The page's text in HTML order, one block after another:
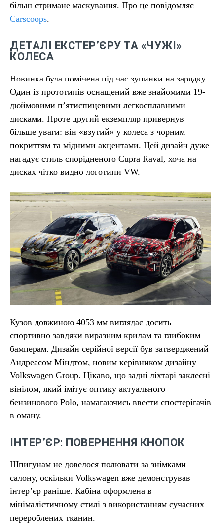
більш стримане маскування. Про це повідомляє
Carscoops.
ДЕТАЛІ ЕКСТЕР’ЄРУ ТА «ЧУЖІ»
КОЛЕСА
Новинка була помічена під час зупинки на зарядку.
Один із прототипів оснащений вже знайомими 19-
дюймовими п’ятиспицевими легкосплавними
дисками. Проте другий екземпляр привернув
більше уваги: він «взутий» у колеса з чорним
покриттям та мідними акцентами. Цей дизайн дуже
нагадує стиль спорідненого Cupra Raval, хоча на
дисках чітко видно логотипи VW.
Кузов довжиною 4053 мм виглядає досить
спортивно завдяки виразним крилам та глибоким
бамперам. Дизайн серійної версії був затверджений
Андреасом Міндтом, новим керівником дизайну
Volkswagen Group. Цікаво, що задні ліхтарі заклеєні
вінілом, який імітує оптику актуального
бензинового Polo, намагаючись ввести спостерігачів
в оману.
ІНТЕР’ЄР: ПОВЕРНЕННЯ КНОПОК
Шпигунам не довелося полювати за знімками
салону, оскільки Volkswagen вже демонстрував
інтер’єр раніше. Кабіна оформлена в
мінімалістичному стилі з використанням сучасних
перероблених тканин.